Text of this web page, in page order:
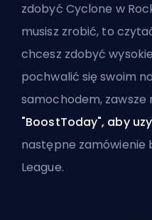
zdobyć Cyclone w
musisz zrobić, to
chcesz zdobyć
pochwalić się swoim
samochodem, zawsze
"BoostToday", aby
następne zamówienie
League.